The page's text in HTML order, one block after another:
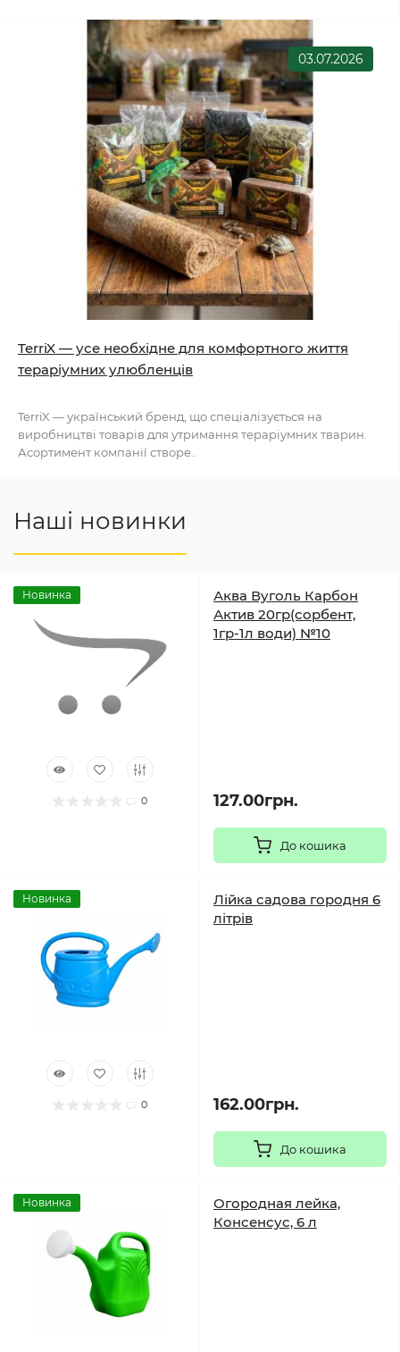
03.07.2026
TerriX — усе необхідне для комфортного життя
тераріумних улюбленців
TerriX — український бренд, що спеціалізується на
виробництві товарів для утримання тераріумних тварин.
Асортимент компанії створе..
Наші новинки
Новинка
0
Аква Вуголь Карбон
Актив 20гр(сорбент,
1гр-1л води) №10
127.00грн.
До кошика
Новинка
0
Лійка садова городня 6
літрів
162.00грн.
До кошика
Новинка
Огородная лейка,
Консенсус, 6 л